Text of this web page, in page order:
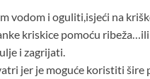
vodom i oguliti,isjeći na
kriskice pomoću
i zagrijati.
jer je moguće koristiti šire